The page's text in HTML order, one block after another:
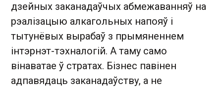
дзейных заканадаўчых абмежаванняў на
рэалізацыю алкагольных напояў і
тытунёвых вырабаў з прымяненнем
інтэрнэт-тэхналогій. А таму само
вінаватае ў стратах. Бізнес павінен
адпавядаць заканадаўству, а не